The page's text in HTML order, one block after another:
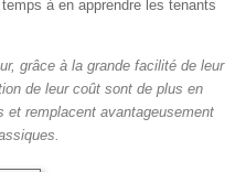
à en apprendre les tenants
, grâce à la grande facilité de leur
de leur coût sont de plus en
et remplacent avantageusement